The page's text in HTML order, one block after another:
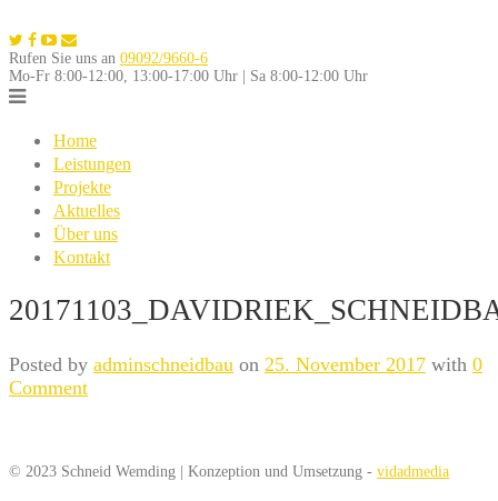
to
content
Rufen Sie uns an 09092/9660-6
Mo-Fr 8:00-12:00, 13:00-17:00 Uhr | Sa 8:00-12:00 Uhr
Home
Leistungen
Projekte
Aktuelles
Über uns
Kontakt
Posted by adminschneidbau on 25. November 2017 with 0
Comment
© 2023 Schneid Wemding | Konzeption und Umsetzung - vidadmedia